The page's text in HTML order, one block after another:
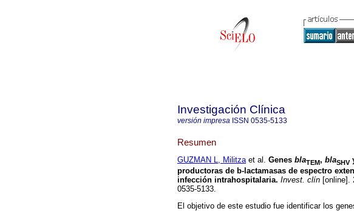
Investigación Clínica
versión impresa ISSN 0535-5133
Resumen
GUZMAN L, Militzaet al. Genes blaTEM, blaSHV
productoras de b-lactamasas de espectro
infección intrahospitalaria. Invest. clín [online].
0535-5133.
El objetivo de este estudio fue identificar los